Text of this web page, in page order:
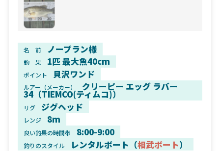
名 前 ノープラン様
釣 果 1匹 最大魚40cm
ポイント 貝沢ワンド
ルアー（メーカー） クリーピー エッグ ラバー
34（TIEMCO(ティムコ)）
リグ ジグヘッド
レンジ 8m
良い釣果の時間帯 8:00-9:00
釣りのスタイル レンタルボート（相武ボート）